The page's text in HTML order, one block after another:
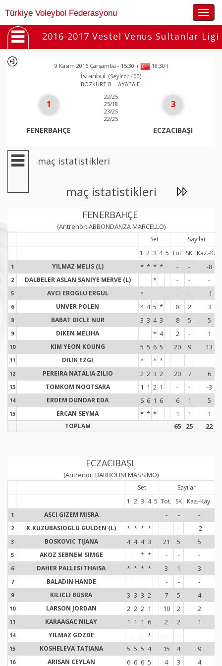
Türkiye Voleybol Federasyonu
2016-2017 Vestel Venus Sultanlar Ligi
9 Kasım 2016 Çarşamba - 15:30 ( 18:30 )
İstanbul (Seyirci: 400)
BOZKURT B. - AYATA E.
1
FENERBAHÇE
22/25
25/18
23/25
22/25
3
ECZACIBAŞI
maç istatistikleri
maç istatistikleri
FENERBAHÇE
(Antrenör: ABBONDANZA MARCELLO)
Set
Sayılar
1 2 3 4 5 Tot. SK Kaz.-Kay.
1 YILMAZ MELIS (L) * * * * - - -8
2 DALBELER ASLAN SANIYE MERVE (L) * - - -
5 AVCI EROGLU ERGUL * - - -1
6 UNVER POLEN 4 4 5 * 8 2 3
8 BABAT DICLE NUR 3 3 4 3 8 5 5
9 DIKEN MELIHA * 4 2 - 1
10 KIM YEON KOUNG 5 5 6 5 20 9 13
11 DILIK EZGI * * * - - -
12 PEREIRA NATALIA ZILIO 2 2 3 2 20 7 6
13 TOMKOM NOOTSARA 1 1 2 1 - - -3
14 ERDEM DUNDAR EDA 6 6 1 6 6 1 5
15 ERCAN SEYMA * * * 1 1 1
TOPLAM 65 25 22
ECZACIBAŞI
(Antrenör: BARBOLINI MASSIMO)
Set
Sayılar
1 2 3 4 5 Tot. SK Kaz.-Kay.
1 ASCI GIZEM MISRA - - -
2 K.KUZUBASIOGLU GULDEN (L) * * * * - - -2
3 BOSKOVIC TIJANA 4 4 4 3 21 5 5
5 AKOZ SEBNEM SIMGE * * - - -
6 DAHER PALLESI THAISA * * * * 3 1 3
7 BALADIN HANDE - - -
9 KILICLI BUSRA 3 3 3 2 7 5 4
10 LARSON JORDAN 2 2 2 1 10 2 2
11 KARAAGAC NILAY 1 1 1 6 2 2 1
14 YILMAZ GOZDE * - - -
15 KOSHELEVA TATIANA 5 5 5 4 15 4 9
16 ARISAN CEYLAN 6 6 6 5 4 3 4